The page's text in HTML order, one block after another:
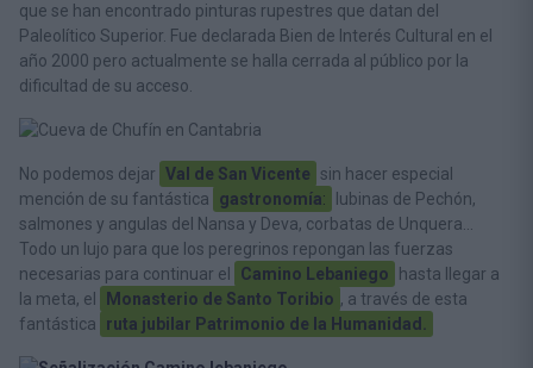
que se han encontrado pinturas rupestres que datan del
Paleolítico Superior. Fue declarada Bien de Interés Cultural en el
año 2000 pero actualmente se halla cerrada al público por la
dificultad de su acceso.
No podemos dejar Val de San Vicente
sin hacer especial
mención de su fantástica
gastronomía:
lubinas de Pechón,
salmones y angulas del Nansa y Deva, corbatas de Unquera…
Todo un lujo para que los peregrinos repongan las fuerzas
necesarias para continuar el
Camino Lebaniego
hasta llegar a
la meta, el
Monasterio de Santo Toribio , a través de esta
fantástica
ruta jubilar Patrimonio de la Humanidad.